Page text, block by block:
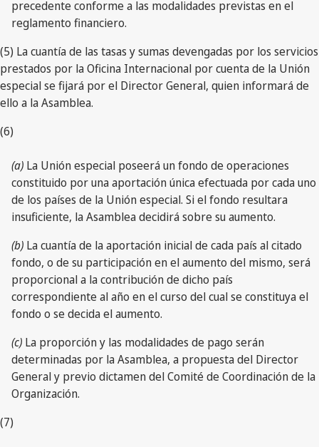
precedente conforme a las modalidades previstas en el
reglamento financiero.
(5) La cuantía de las tasas y sumas devengadas por los servicios
prestados por la Oficina Internacional por cuenta de la Unión
especial se fijará por el Director General, quien informará de
ello a la Asamblea.
(6)
(a) La Unión especial poseerá un fondo de operaciones
constituido por una aportación única efectuada por cada uno
de los países de la Unión especial. Si el fondo resultara
insuficiente, la Asamblea decidirá sobre su aumento.
(b) La cuantía de la aportación inicial de cada país al citado
fondo, o de su participación en el aumento del mismo, será
proporcional a la contribución de dicho país
correspondiente al año en el curso del cual se constituya el
fondo o se decida el aumento.
(c) La proporción y las modalidades de pago serán
determinadas por la Asamblea, a propuesta del Director
General y previo dictamen del Comité de Coordinación de la
Organización.
(7)